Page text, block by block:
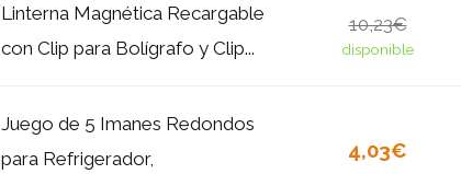
Linterna Magnética Recargable
con Clip para Bolígrafo y Clip...
10,23€
disponible
Juego de 5 Imanes Redondos
para Refrigerador,
4,03€